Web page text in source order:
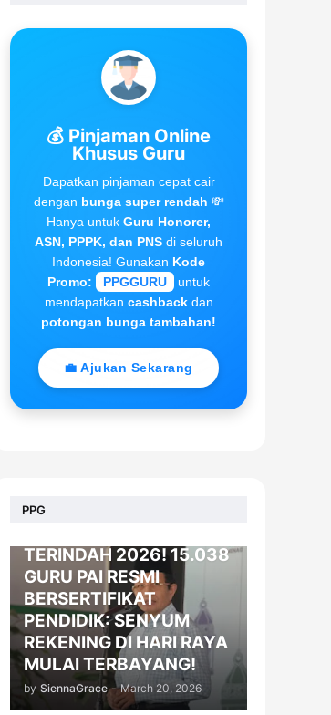
💰 Pinjaman Online
Khusus Guru
Dapatkan pinjaman cepat cair
dengan bunga super rendah 💸
Hanya untuk Guru Honorer,
ASN, PPPK, dan PNS di seluruh
Indonesia! Gunakan Kode
Promo:
PPGGURU
untuk
mendapatkan cashbackdan
potongan bunga tambahan!
💼 Ajukan Sekarang
PPG
BERITA
TERINDAH 2026! 15.038
GURU PAI RESMI
BERSERTIFIKAT
PENDIDIK: SENYUM
REKENING DI HARI RAYA
MULAI TERBAYANG!
by SiennaGrace - March 20, 2026